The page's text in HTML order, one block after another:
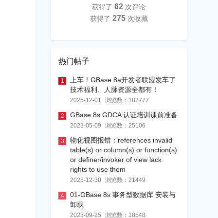
获得了 62 次评论
获得了 275 次收藏
热门帖子
1
上车！GBase 8a开发者联盟发车了
技术福利、人脉资源全都有！
2025-12-01 浏览数： 182777
2 GBase 8s GDCA 认证培训课前准备
2023-05-09 浏览数： 25106
3
物化视图报错：references invalid
table(s) or column(s) or function(s)
or definer/invoker of view lack
rights to use them
2025-12-30 浏览数： 21449
4
01-GBase 8s 事务型数据库 安装与
卸载
2023-09-25 浏览数： 18548